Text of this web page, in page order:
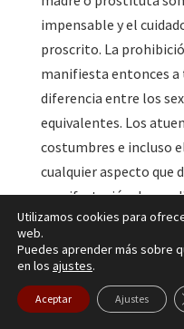
impensable y el
proscrito. La
manifiesta entonces a
diferencia entre los
equivalentes. Los
costumbres e incluso
cualquier aspecto que
manifestación de esa
llevaría a la expresión
parte de la mujer de
deseado y deseante,
seguridad de los
Utilizamos cookies para
web.
Puedes aprender más sobre
en los ajustes.
Aceptar Ajustes